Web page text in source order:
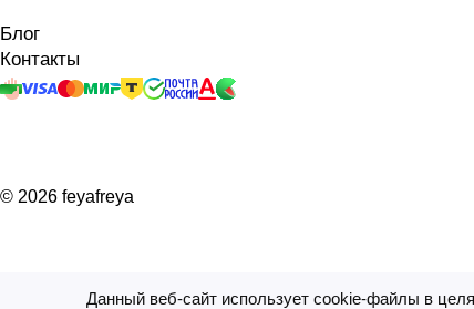
Блог
Контакты
© 2026 feyafreya
На информационном ресурсе применяются
Данный веб-сайт использует cookie-файлы в